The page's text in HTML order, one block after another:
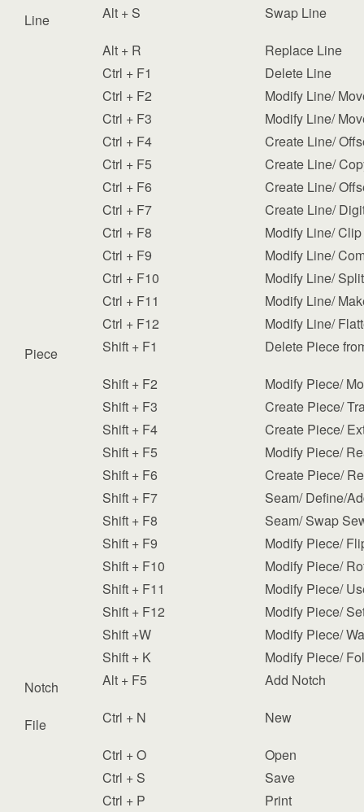
Line
Alt + S
Swap Line
Alt + R
Replace Line
Ctrl + F1
Delete Line
Ctrl + F2
Modify Line/
Ctrl + F3
Modify Line/
Ctrl + F4
Create Line/
Ctrl + F5
Create Line/
Ctrl + F6
Create Line/
Ctrl + F7
Create Line/
Ctrl + F8
Modify Line/ Clip
Ctrl + F9
Modify Line/
Ctrl + F10
Modify Line/ Split
Ctrl + F11
Modify Line/
Ctrl + F12
Modify Line/
Piece
Shift + F1
Delete Piece
Shift + F2
Modify Piece/
Shift + F3
Create Piece/
Shift + F4
Create Piece/
Shift + F5
Modify Piece/
Shift + F6
Create Piece/
Shift + F7
Seam/ Define/
Shift + F8
Seam/ Swap
Shift + F9
Modify Piece/
Shift + F10
Modify Piece/
Shift + F11
Modify Piece/
Shift + F12
Modify Piece/
Shift +W
Modify Piece/
Shift + K
Modify Piece/
Notch
Alt + F5 Add Notch
File Ctrl + N
New
Ctrl + O
Open
Ctrl + S
Save
Ctrl + P
Print